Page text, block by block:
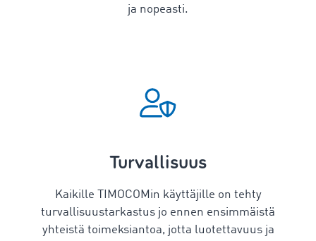
ja nopeasti.
Turvallisuus
Kaikille TIMOCOMin käyttäjille on tehty
turvallisuustarkastus jo ennen ensimmäistä
yhteistä toimeksiantoa, jotta luotettavuus ja